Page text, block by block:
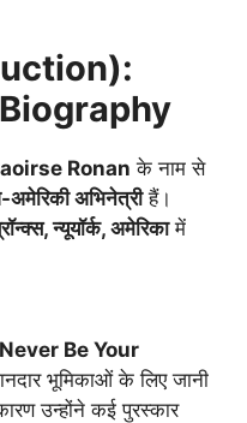
Ronan के नाम से
अभिनेत्रीहैं।
न्यूयॉर्क, अमेरिकामें
Be Your
भूमिकाओं के लिए जानी
उन्होंने कई पुरस्कार